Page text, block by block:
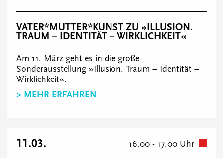
VATER*MUTTER*KUNST ZU »ILLUSION.
TRAUM – IDENTITÄT – WIRKLICHKEIT«
Am 11. März geht es in die große
Sonderausstellung »Illusion. Traum – Identität –
Wirklichkeit«.
> MEHR ERFAHREN
11.03. 16.00 - 17.00 Uhr